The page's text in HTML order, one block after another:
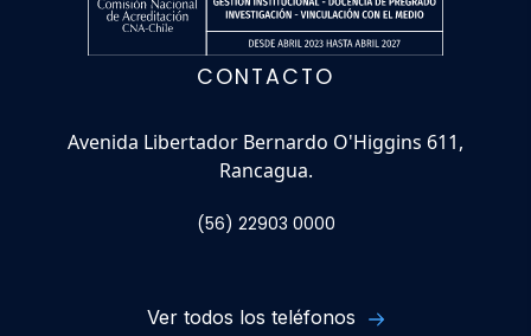
CONTACTO
Avenida Libertador Bernardo O'Higgins 611,
Rancagua.
(56) 22903 0000
Ver todos los teléfonos